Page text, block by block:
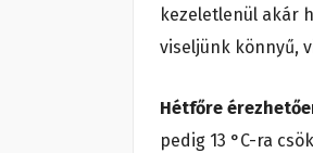
kezeletlenül akár
viseljünk könnyű,
Hétfőre
pedig 13 °C-ra